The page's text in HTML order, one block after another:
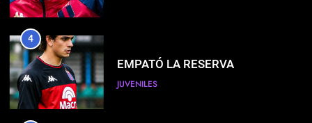
4
EMPATÓ LA RESERVA
JUVENILES